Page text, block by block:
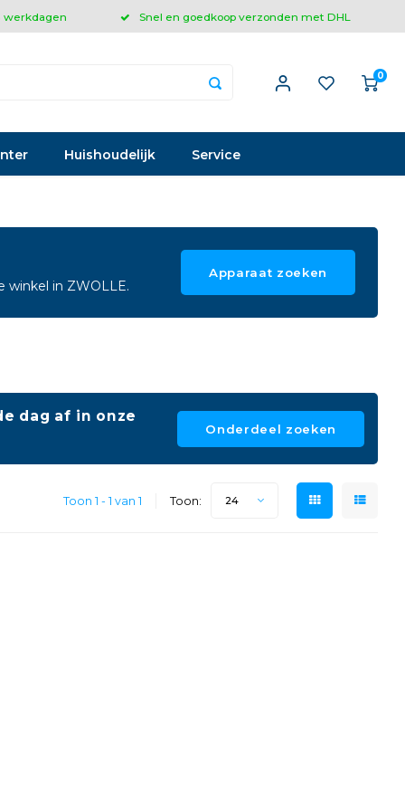
werkdagen Snel en goedkoop verzonden met DHL
0
Huishoudelijk Service
winkel in ZWOLLE.
Apparaat zoeken
dag af in onze
Onderdeel zoeken
Toon 1 - 1 van 1 Toon: 24